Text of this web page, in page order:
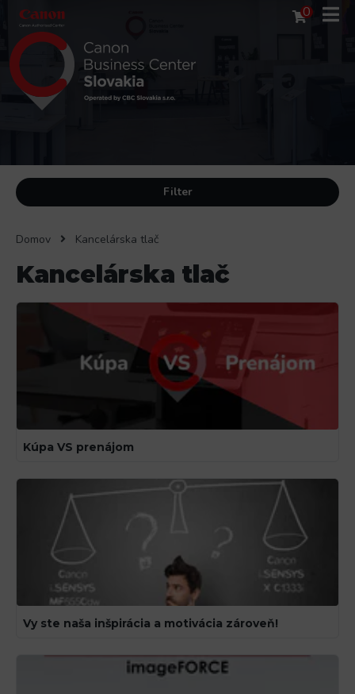
0
Filter
Domov Kancelárska tlač
Kancelárska tlač
Kúpa VS prenájom
Vy ste naša inšpirácia a motivácia zároveň!